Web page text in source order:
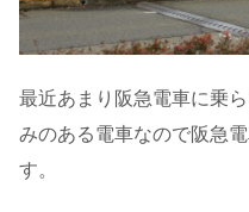
最近あまり阪急電車に乗
みのある電車なので阪急
す。